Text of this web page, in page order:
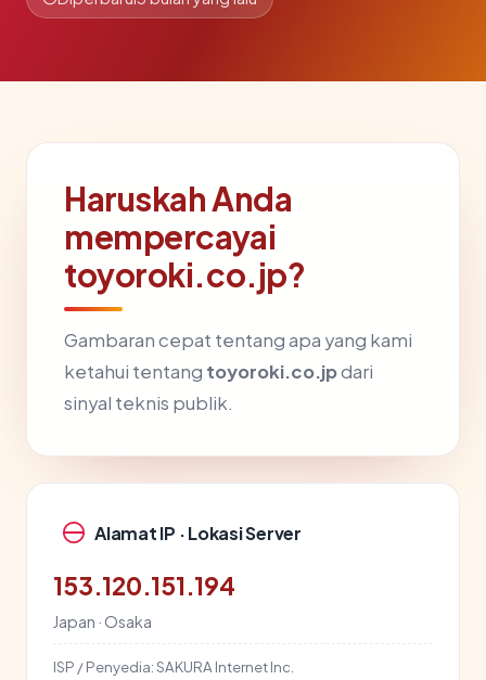
Haruskah Anda
mempercayai
toyoroki.co.jp?
Gambaran cepat tentang apa yang kami
ketahui tentang toyoroki.co.jpdari
sinyal teknis publik.
Alamat IP · Lokasi Server
153.120.151.194
Japan · Osaka
ISP / Penyedia:SAKURA Internet Inc.